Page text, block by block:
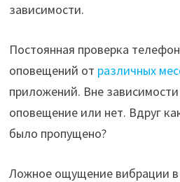
зависимости.
Постоянная проверка
оповещений от различных
приложений. Вне
оповещение или нет. Вдруг
было пропущено?
Ложное ощущение вибрации в